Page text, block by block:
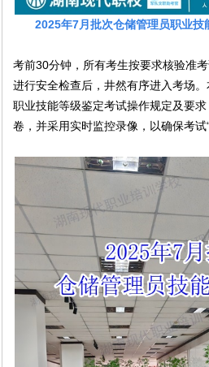
2025年7月批次仓储管理员职业技
考前30分钟，所有考生按要求核验准
进行安全检查后，井然有序进入考场
职业技能等级鉴定考试操作规定及要
卷，并采用实时监控录像，以确保考试